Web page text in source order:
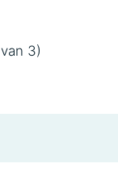
3)